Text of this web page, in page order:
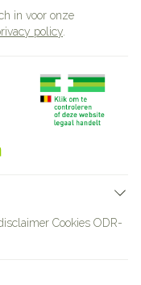
in voor onze
policy
Cookies ODR-